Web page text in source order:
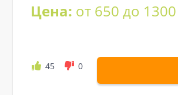
Цена: от 650 до
45 0